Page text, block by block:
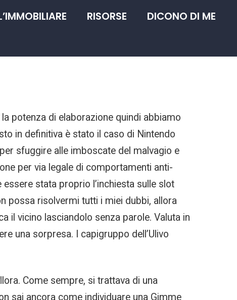
RISORSE
DICONO DI ME
potenza di elaborazione quindi abbiamo
in definitiva è stato il caso di Nintendo
sfuggire alle imboscate del malvagio e
per via legale di comportamenti anti-
stata proprio l’inchiesta sulle slot
possa risolvermi tutti i miei dubbi, allora
il vicino lasciandolo senza parole. Valuta in
una sorpresa. I capigruppo dell’Ulivo
Come sempre, si trattava di una
sai ancora come individuare una Gimme